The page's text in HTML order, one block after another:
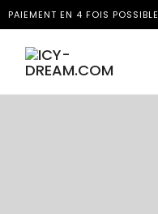
PAIEMENT EN 4 FOIS POSSIBLE